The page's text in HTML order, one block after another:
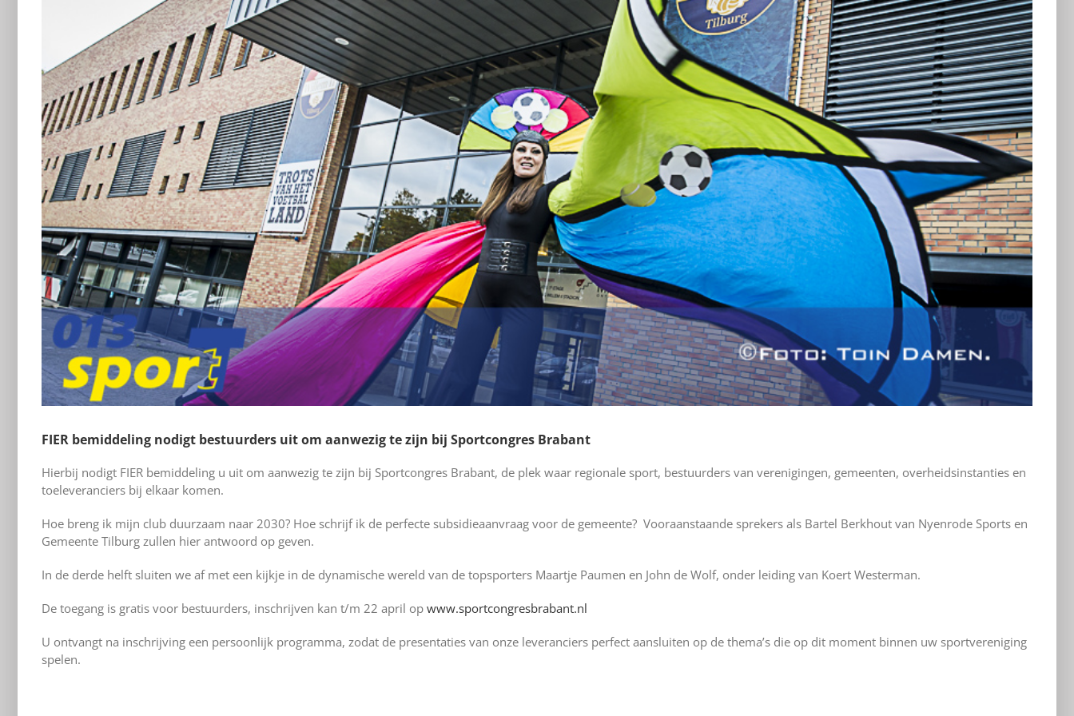
FIER bemiddeling nodigt bestuurders uit om aanwezig te zijn bij Sportcongres Brabant
Hierbij nodigt FIER bemiddeling u uit om aanwezig te zijn bij Sportcongres Brabant, de plek waar regionale sport, bestuurders van verenigingen, gemeenten, overheidsinstanties en
toeleveranciers bij elkaar komen.
Hoe breng ik mijn club duurzaam naar 2030? Hoe schrijf ik de perfecte subsidieaanvraag voor de gemeente? Vooraanstaande sprekers als Bartel Berkhout van Nyenrode Sports en
Gemeente Tilburg zullen hier antwoord op geven.
In de derde helft sluiten we af met een kijkje in de dynamische wereld van de topsporters Maartje Paumen en John de Wolf, onder leiding van Koert Westerman.
De toegang is gratis voor bestuurders, inschrijven kan t/m 22 april op www.sportcongresbrabant.nl
U ontvangt na inschrijving een persoonlijk programma, zodat de presentaties van onze leveranciers perfect aansluiten op de thema’s die op dit moment binnen uw sportvereniging
spelen.